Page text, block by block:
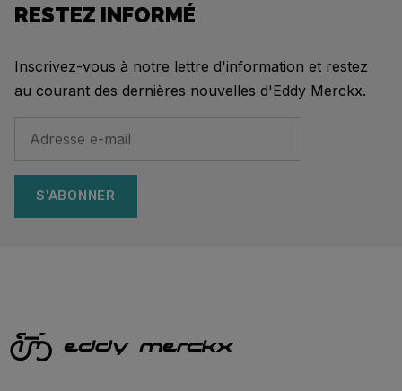
RESTEZ INFORMÉ
Inscrivez-vous à notre lettre d'information et restez
au courant des dernières nouvelles d'Eddy Merckx.
S'ABONNER